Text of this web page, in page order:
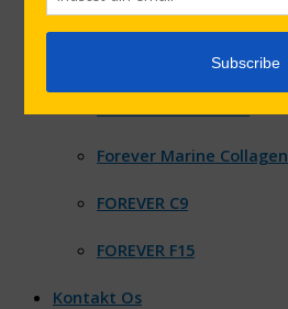
Krøyers Velvære Klinik
Forever Marine Collagen
FOREVER C9
FOREVER F15
Kontakt Os